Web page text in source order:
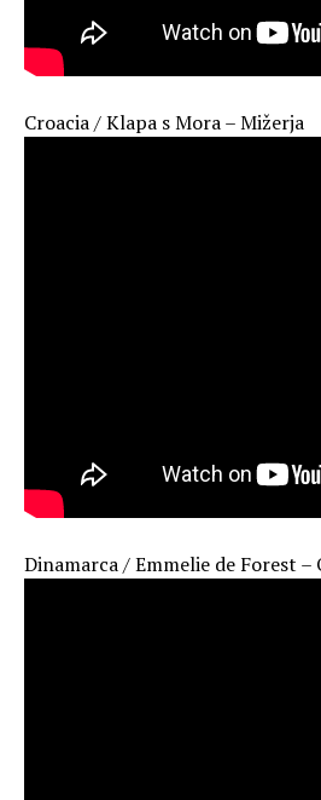
Croacia / Klapa s Mora – Mižerja
Dinamarca / Emmelie de Forest